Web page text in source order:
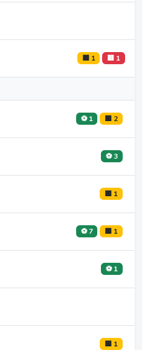
🟨 1 🟥 1
⚽ 1 🟨 2
⚽ 3
🟨 1
⚽ 7 🟨 1
⚽ 1
🟨 1